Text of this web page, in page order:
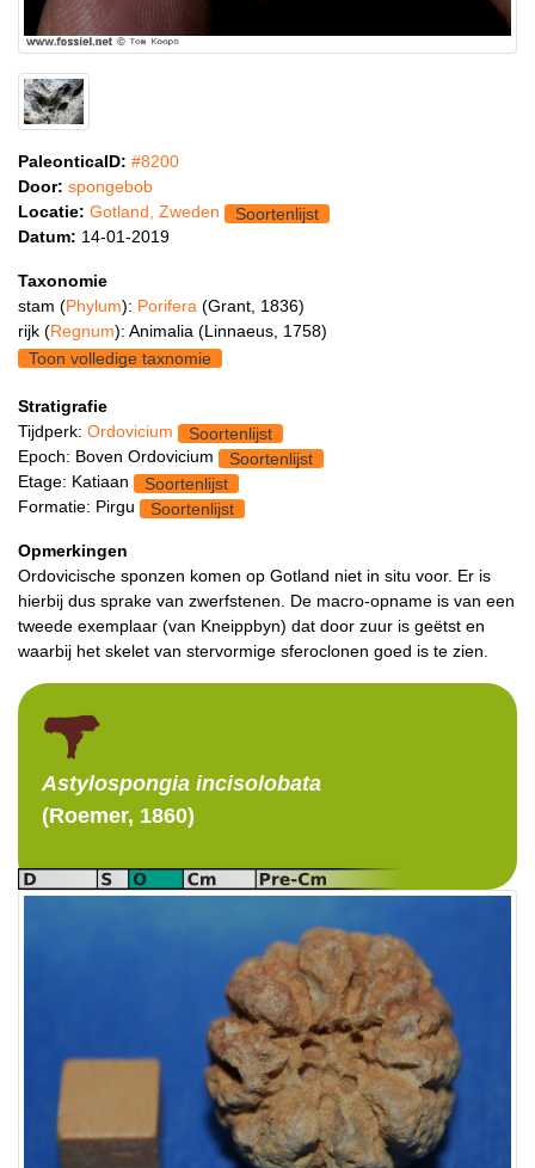
PaleonticaID: #8200
Door: spongebob
Locatie: Gotland, Zweden
Soortenlijst
Datum: 14-01-2019
Taxonomie
stam (Phylum): Porifera (Grant, 1836)
rijk (Regnum): Animalia (Linnaeus, 1758)
Toon volledige taxnomie
Stratigrafie
Tijdperk: Ordovicium
Soortenlijst
Epoch: Boven Ordovicium
Soortenlijst
Etage: Katiaan
Soortenlijst
Formatie: Pirgu
Soortenlijst
Opmerkingen
Ordovicische sponzen komen op Gotland niet in situ voor. Er is
hierbij dus sprake van zwerfstenen. De macro-opname is van een
tweede exemplaar (van Kneippbyn) dat door zuur is geëtst en
waarbij het skelet van stervormige sferoclonen goed is te zien.
Astylospongia incisolobata
(Roemer, 1860)